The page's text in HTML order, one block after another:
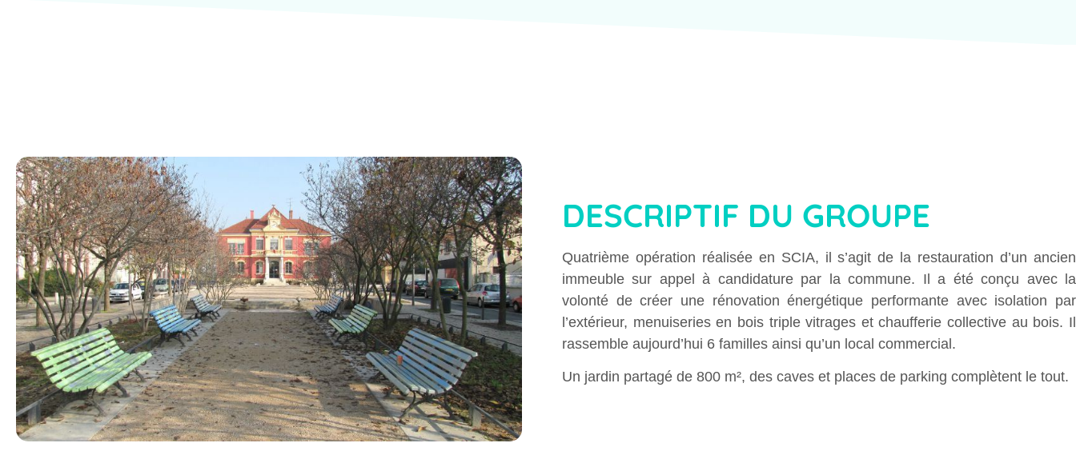
DESCRIPTIF DU GROUPE
Quatrième opération réalisée en SCIA, il s’agit de la restauration d’un ancien
immeuble sur appel à candidature par la commune. Il a été conçu avec la
volonté de créer une rénovation énergétique performante avec isolation par
l’extérieur, menuiseries en bois triple vitrages et chaufferie collective au bois. Il
rassemble aujourd’hui 6 familles ainsi qu’un local commercial.
Un jardin partagé de 800 m², des caves et places de parking complètent le tout.